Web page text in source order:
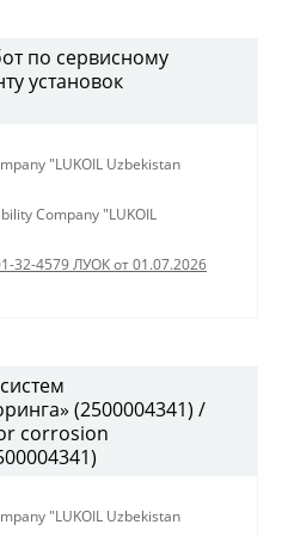
по сервисному
установок
"LUKOIL Uzbekistan
Company "LUKOIL
32-4579 ЛУОК от 01.07.2026
(2500004341) /
corrosion
"LUKOIL Uzbekistan